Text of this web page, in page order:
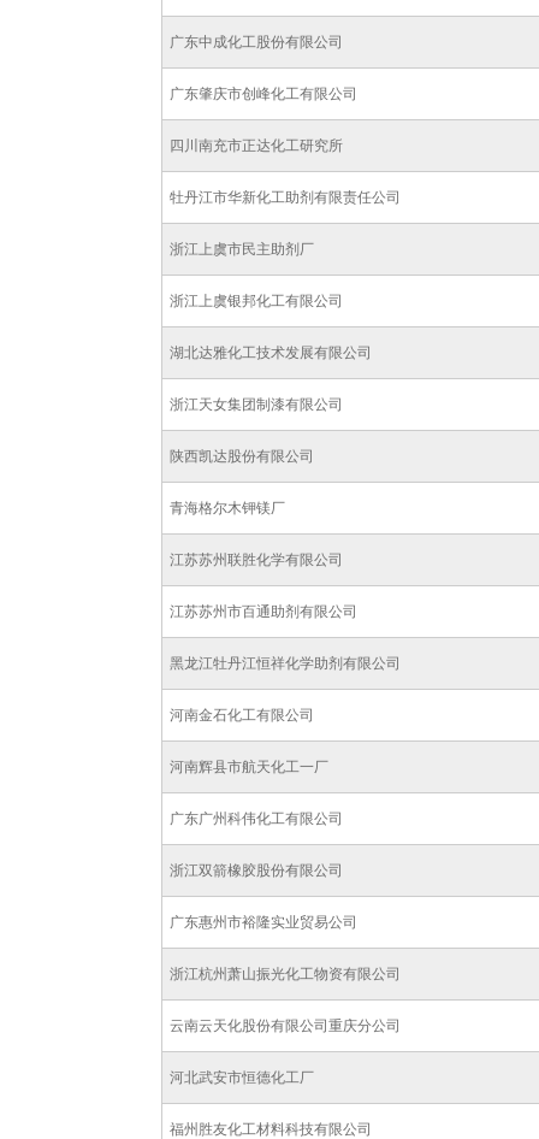
广东中成化工股份有限公司
广东肇庆市创峰化工有限公司
四川南充市正达化工研究所
牡丹江市华新化工助剂有限责任公司
浙江上虞市民主助剂厂
浙江上虞银邦化工有限公司
湖北达雅化工技术发展有限公司
浙江天女集团制漆有限公司
陕西凯达股份有限公司
青海格尔木钾镁厂
江苏苏州联胜化学有限公司
江苏苏州市百通助剂有限公司
黑龙江牡丹江恒祥化学助剂有限公司
河南金石化工有限公司
河南辉县市航天化工一厂
广东广州科伟化工有限公司
浙江双箭橡胶股份有限公司
广东惠州市裕隆实业贸易公司
浙江杭州萧山振光化工物资有限公司
云南云天化股份有限公司重庆分公司
河北武安市恒德化工厂
福州胜友化工材料科技有限公司